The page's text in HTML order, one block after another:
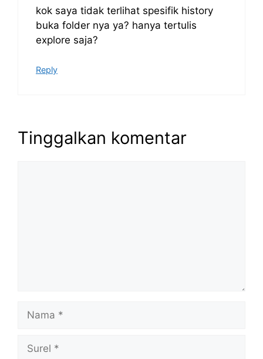
kok saya tidak terlihat spesifik history
buka folder nya ya? hanya tertulis
explore saja?
Reply
Tinggalkan komentar